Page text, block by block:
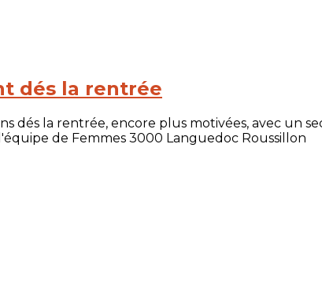
dés la rentrée
dés la rentrée, encore plus motivées, avec un
de Femmes 3000 Languedoc Roussillon